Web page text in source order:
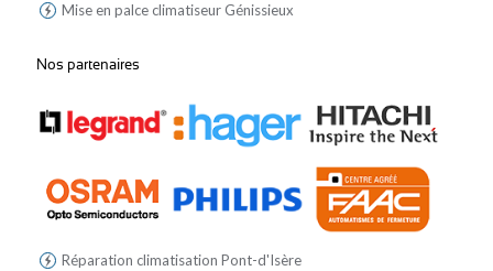
Mise en palce climatiseur Génissieux
Nos partenaires
Réparation climatisation Pont-d'Isère